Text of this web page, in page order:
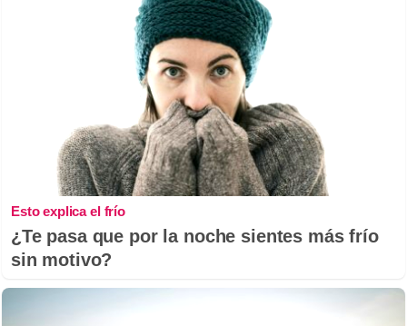
Esto explica el frío
¿Te pasa que por la noche sientes más frío
sin motivo?